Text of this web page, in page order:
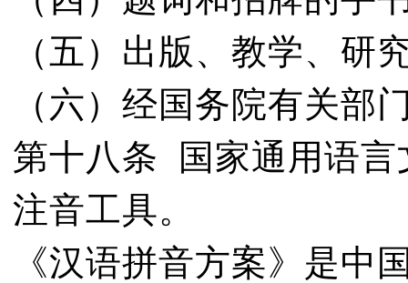
（五）出版、教学、研
（六）经国务院有关部
第十八条 国家通用语言
注音工具。
《汉语拼音方案》是中